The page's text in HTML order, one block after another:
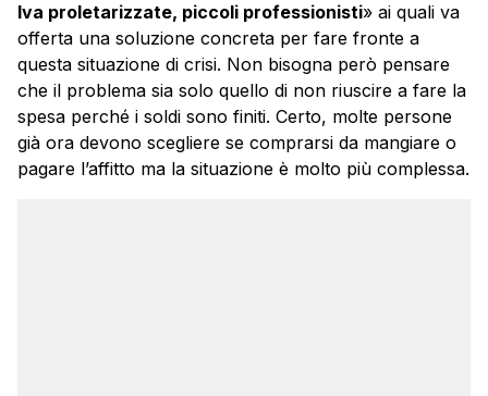
Iva proletarizzate, piccoli professionisti» ai quali va
offerta una soluzione concreta per fare fronte a
questa situazione di crisi. Non bisogna però pensare
che il problema sia solo quello di non riuscire a fare la
spesa perché i soldi sono finiti. Certo, molte persone
già ora devono scegliere se comprarsi da mangiare o
pagare l’affitto ma la situazione è molto più complessa.